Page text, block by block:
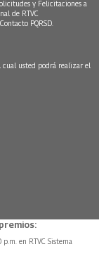
y Felicitaciones a
de RTVC
Contacto PQRSD.
cual usted podrá realizar el
en RTVC Sistema